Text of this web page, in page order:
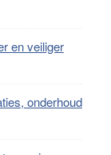
en veiliger
onderhoud